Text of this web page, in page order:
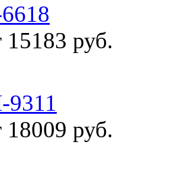
15183 руб.
9311
18009 руб.